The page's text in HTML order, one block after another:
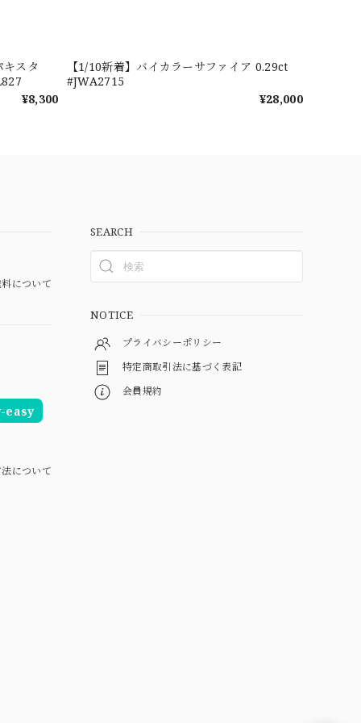
スタ
¥8,300
【1/10新着】バイカラーサファイア 0.29ct
#JWA2715
¥28,000
について
easy
について
SEARCH
NOTICE
プライバシーポリシー
特定商取引法に基づく表記
会員規約